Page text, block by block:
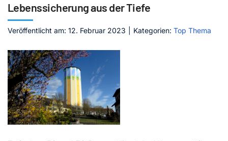
Service
Mediathek
Jetzt abonnieren
Kontakt
Lebenssicherung aus der Tiefe
Veröffentlicht am: 12. Februar 2023 Kategorien: Top Thema